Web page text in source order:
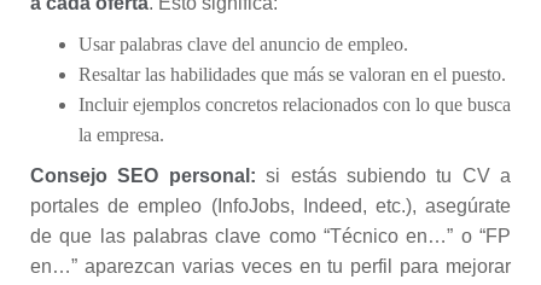
Usar palabras clave del anuncio de empleo.
Resaltar las habilidades que más se valoran en el puesto.
Incluir ejemplos concretos relacionados con lo que busca
la empresa.
Consejo SEO personal: si estás subiendo tu CV a
portales de empleo (InfoJobs, Indeed, etc.), asegúrate
de que las palabras clave como “Técnico en…” o “FP
en…” aparezcan varias veces en tu perfil para mejorar